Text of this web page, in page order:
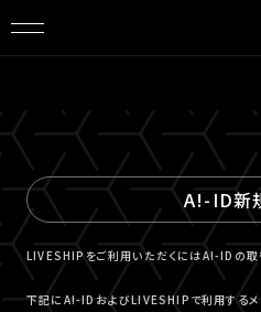
A!-ID新
LIVESHIPをご利用いただくにはA!-IDの取
下記にA!-IDおよびLIVESHIPで利用するメ